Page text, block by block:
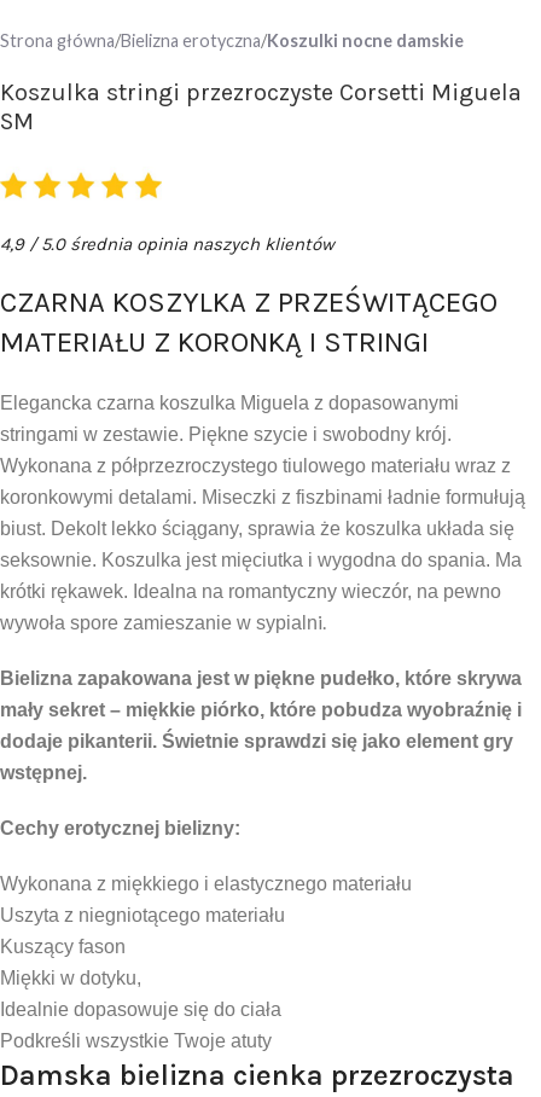
Strona główna Bielizna erotyczna Koszulki nocne damskie
Koszulka stringi przezroczyste Corsetti Miguela
SM
4,9 / 5.0 średnia opinia naszych klientów
CZARNA KOSZYLKA Z PRZEŚWITĄCEGO
MATERIAŁU Z KORONKĄ I STRINGI
Elegancka czarna koszulka Miguela z dopasowanymi
stringami w zestawie. Piękne szycie i swobodny krój.
Wykonana z półprzezroczystego tiulowego materiału wraz z
koronkowymi detalami. Miseczki z fiszbinami ładnie formułują
biust. Dekolt lekko ściągany, sprawia że koszulka układa się
seksownie. Koszulka jest mięciutka i wygodna do spania. Ma
krótki rękawek. Idealna na romantyczny wieczór, na pewno
wywoła spore zamieszanie w sypialni.
Bielizna zapakowana jest w piękne pudełko, które skrywa
mały sekret – miękkie piórko, które pobudza wyobraźnię i
dodaje pikanterii. Świetnie sprawdzi się jako element gry
wstępnej.
Cechy erotycznej bielizny:
Wykonana z miękkiego i elastycznego materiału
Uszyta z niegniotącego materiału
Kuszący fason
Miękki w dotyku,
Idealnie dopasowuje się do ciała
Podkreśli wszystkie Twoje atuty
Damska bielizna cienka przezroczysta